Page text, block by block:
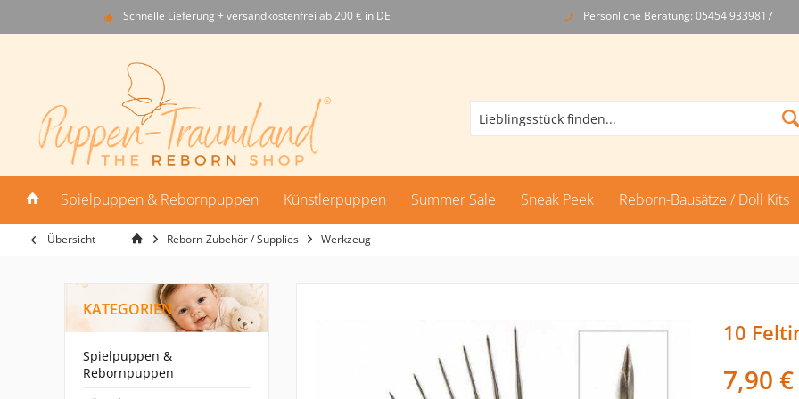
Schnelle Lieferung + versandkostenfrei ab 200 € in DE Persönliche Beratung: 05454 9339817
Spielpuppen & Rebornpuppen Künstlerpuppen Summer Sale Sneak Peek Reborn-Bausätze / Doll Kits
Übersicht Reborn-Zubehör / Supplies Werkzeug
KATEGORIEN
Spielpuppen &
Rebornpuppen
10
7,90